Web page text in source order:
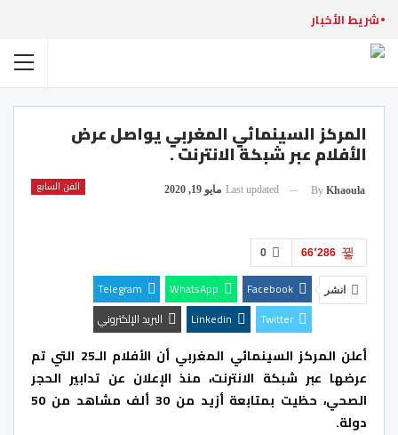
شريط الأخبار
المركز السينمائي المغربي يواصل عرض
الأفلام عبر شبكة الانترنت .
الفن السابع By Khaoula
Last updated مايو 19, 2020
0 66٬286
انشر Facebook
WhatsApp
Telegram
Twitter
Linkedin البريد الإلكتروني
أعلن المركز السينمائي المغربي أن الأفلام الـ25 التي تم
عرضها عبر شبكة الانترنت، منذ الإعلان عن تدابير الحجر
الصحي، حظيت بمتابعة أزيد من 30 ألف مشاهد من 50
دولة.